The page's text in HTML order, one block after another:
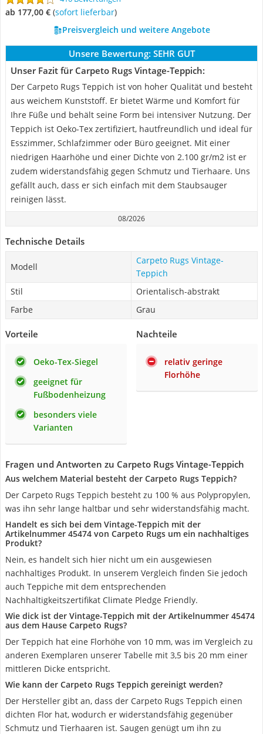
ab 177,00 € ( Sofort lieferbar)
Preisvergleich und weitere Angebote
Unsere Bewertung: SEHR GUT
Unser Fazit für Carpeto Rugs Vintage-Teppich:
Der Carpeto Rugs Teppich ist von hoher Qualität und besteht
aus weichem Kunststoff. Er bietet Wärme und Komfort für
Ihre Füße und behält seine Form bei intensiver Nutzung. Der
Teppich ist Oeko-Tex zertifiziert, hautfreundlich und ideal für
Esszimmer, Schlafzimmer oder Büro geeignet. Mit einer
niedrigen Haarhöhe und einer Dichte von 2.100 gr/m2 ist er
zudem widerstandsfähig gegen Schmutz und Tierhaare. Uns
gefällt auch, dass er sich einfach mit dem Staubsauger
reinigen lässt.
08/2026
Technische Details
Modell
Carpeto Rugs Vintage-
Teppich
Stil
Orientalisch-abstrakt
Farbe
Grau
Vorteile
Oeko-Tex-Siegel
geeignet für
Fußbodenheizung
besonders viele
Varianten
Nachteile
relativ geringe
Florhöhe
Fragen und Antworten zu Carpeto Rugs Vintage-Teppich
Aus welchem Material besteht der Carpeto Rugs Teppich?
Der Carpeto Rugs Teppich besteht zu 100 % aus Polypropylen,
was ihn sehr lange haltbar und sehr widerstandsfähig macht.
Handelt es sich bei dem Vintage-Teppich mit der
Artikelnummer 45474 von Carpeto Rugs um ein nachhaltiges
Produkt?
Nein, es handelt sich hier nicht um ein ausgewiesen
nachhaltiges Produkt. In unserem Vergleich finden Sie jedoch
auch Teppiche mit dem entsprechenden
Nachhaltigkeitszertifikat Climate Pledge Friendly.
Wie dick ist der Vintage-Teppich mit der Artikelnummer 45474
aus dem Hause Carpeto Rugs?
Der Teppich hat eine Florhöhe von 10 mm, was im Vergleich zu
anderen Exemplaren unserer Tabelle mit 3,5 bis 20 mm einer
mittleren Dicke entspricht.
Wie kann der Carpeto Rugs Teppich gereinigt werden?
Der Hersteller gibt an, dass der Carpeto Rugs Teppich einen
dichten Flor hat, wodurch er widerstandsfähig gegenüber
Schmutz und Tierhaaren ist. Saugen genügt um ihn zu